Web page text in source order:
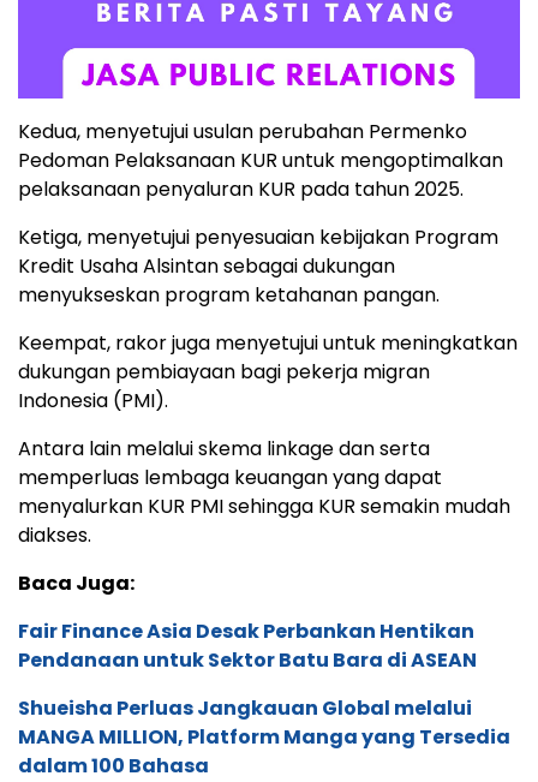
Kedua, menyetujui usulan perubahan Permenko
Pedoman Pelaksanaan KUR untuk mengoptimalkan
pelaksanaan penyaluran KUR pada tahun 2025.
Ketiga, menyetujui penyesuaian kebijakan Program
Kredit Usaha Alsintan sebagai dukungan
menyukseskan program ketahanan pangan.
Keempat, rakor juga menyetujui untuk meningkatkan
dukungan pembiayaan bagi pekerja migran
Indonesia (PMI).
Antara lain melalui skema linkage dan serta
memperluas lembaga keuangan yang dapat
menyalurkan KUR PMI sehingga KUR semakin mudah
diakses.
Baca Juga:
Fair Finance Asia Desak Perbankan Hentikan
Pendanaan untuk Sektor Batu Bara di ASEAN
Shueisha Perluas Jangkauan Global melalui
MANGA MILLION, Platform Manga yang Tersedia
dalam 100 Bahasa